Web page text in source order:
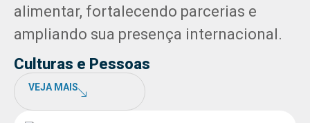
alimentar, fortalecendo parcerias e
ampliando sua presença internacional.
Culturas e Pessoas
VEJA MAIS